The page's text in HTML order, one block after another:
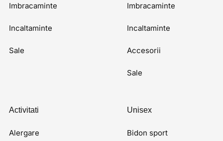
Imbracaminte
Incaltaminte
Sale
Imbracaminte
Incaltaminte
Accesorii
Sale
Activitati
Alergare
Unisex
Bidon sport